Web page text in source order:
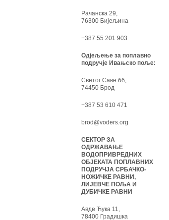
Рачанска 29,
76300 Бијељина
+387 55 201 903
Одјељење за поплавно
подручје Ивањско поље:
Светог Саве бб,
74450 Брод
+387 53 610 471
brod@voders.org
СЕКТОР ЗА
ОДРЖАВАЊЕ
ВОДОПРИВРЕДНИХ
ОБЈЕКАТА ПОПЛАВНИХ
ПОДРУЧЈА СРБАЧКО-
НОЖИЧКЕ РАВНИ,
ЛИЈЕВЧЕ ПОЉА И
ДУБИЧКЕ РАВНИ
Авде Ћука 11,
78400 Градишка